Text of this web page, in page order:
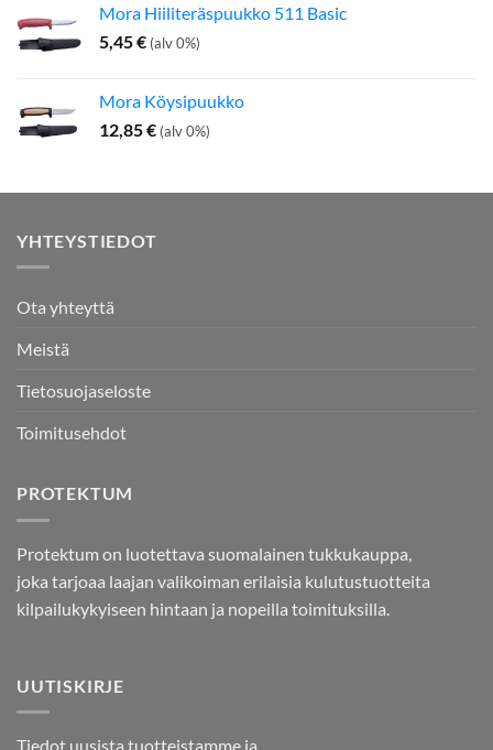
Mora Hiiliteräspuukko 511 Basic
5,45€ (alv 0%)
Mora Köysipuukko
12,85€ (alv 0%)
YHTEYSTIEDOT
Ota yhteyttä
Meistä
Tietosuojaseloste
Toimitusehdot
PROTEKTUM
Protektum on luotettava suomalainen tukkukauppa,
joka tarjoaa laajan valikoiman erilaisia kulutustuotteita
kilpailukykyiseen hintaan ja nopeilla toimituksilla.
UUTISKIRJE
Tiedot uusista tuotteistamme ja